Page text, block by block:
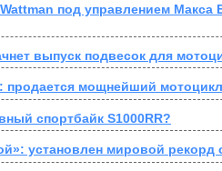
под управлением
выпуск подвесок для
мощнейший
спортбайк S1000RR?
установлен мировой рекорд